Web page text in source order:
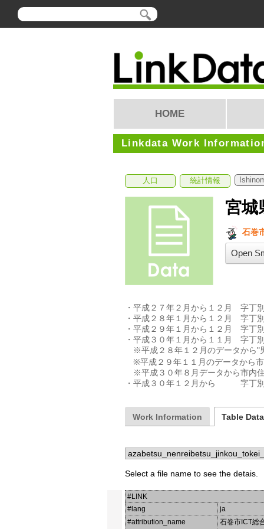
HOME
Linkdata Work
人口 統計情報
宮
石巻
Open
・平成２７年２月から１２月　字丁
・平成２８年１月から１２月　字丁
・平成２９年１月から１２月　字丁
・平成３０年１月から１１月　字丁
※平成２８年１２月のデータから"
※平成２９年１１月のデータから
※平成３０年８月データから市内
・平成３０年１２月から　　　字丁
Work Information Table
Select a file name to see the detais.
#LINK
#lang
ja
#attribution_name
石巻市ICT総